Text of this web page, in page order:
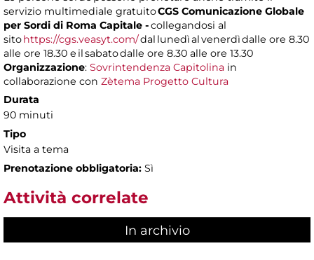
servizio multimediale gratuitoCGS Comunicazione Globale
per Sordi di Roma Capitale -collegandosi al
sitohttps://cgs.veasyt.com/dal lunedì al venerdì dalle ore 8.30
alle ore 18.30 e il sabato dalle ore 8.30 alle ore 13.30
Organizzazione: Sovrintendenza Capitolina in
collaborazione con Zètema Progetto Cultura
Durata
90 minuti
Tipo
Visita a tema
Prenotazione obbligatoria: Sì
Attività correlate
In archivio